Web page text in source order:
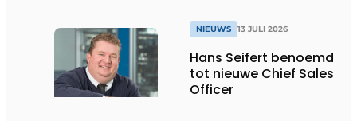
NIEUWS 13 JULI 2026
Hans Seifert benoemd
tot nieuwe Chief Sales
Officer